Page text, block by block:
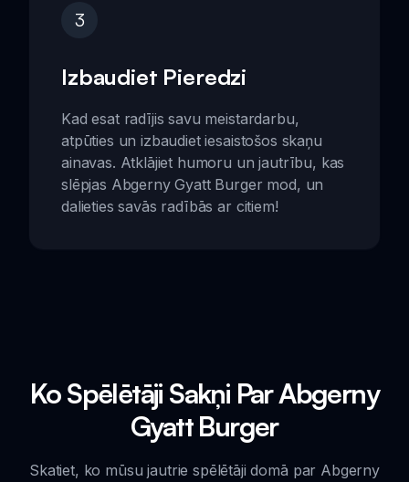
3
Izbaudiet Pieredzi
Kad esat radījis savu meistardarbu,
atpūties un izbaudiet iesaistošos skaņu
ainavas. Atklājiet humoru un jautrību, kas
slēpjas Abgerny Gyatt Burger mod, un
dalieties savās radībās ar citiem!
Ko Spēlētāji Sakņi Par Abgerny
Gyatt Burger
Skatiet, ko mūsu jautrie spēlētāji domā par Abgerny